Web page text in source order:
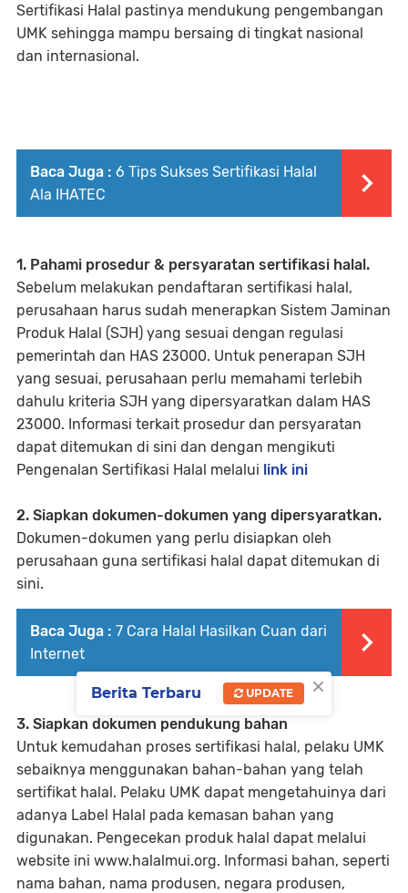
Sertifikasi Halal pastinya mendukung pengembangan
UMK sehingga mampu bersaing di tingkat nasional
dan internasional.
Baca Juga : 6 Tips Sukses Sertifikasi Halal
Ala IHATEC
1. Pahami prosedur & persyaratan sertifikasi halal.
Sebelum melakukan pendaftaran sertifikasi halal,
perusahaan harus sudah menerapkan Sistem Jaminan
Produk Halal (SJH) yang sesuai dengan regulasi
pemerintah dan HAS 23000. Untuk penerapan SJH
yang sesuai, perusahaan perlu memahami terlebih
dahulu kriteria SJH yang dipersyaratkan dalam HAS
23000. Informasi terkait prosedur dan persyaratan
dapat ditemukan di sini dan dengan mengikuti
Pengenalan Sertifikasi Halal melalui link ini
2. Siapkan dokumen-dokumen yang dipersyaratkan.
Dokumen-dokumen yang perlu disiapkan oleh
perusahaan guna sertifikasi halal dapat ditemukan di
sini.
Baca Juga : 7 Cara Halal Hasilkan Cuan dari
Internet
3. Siapkan dokumen pendukung bahan
Untuk kemudahan proses sertifikasi halal, pelaku UMK
sebaiknya menggunakan bahan-bahan yang telah
sertifikat halal. Pelaku UMK dapat mengetahuinya dari
adanya Label Halal pada kemasan bahan yang
digunakan. Pengecekan produk halal dapat melalui
website ini www.halalmui.org. Informasi bahan, seperti
nama bahan, nama produsen, negara produsen,
×
Berita Terbaru UPDATE